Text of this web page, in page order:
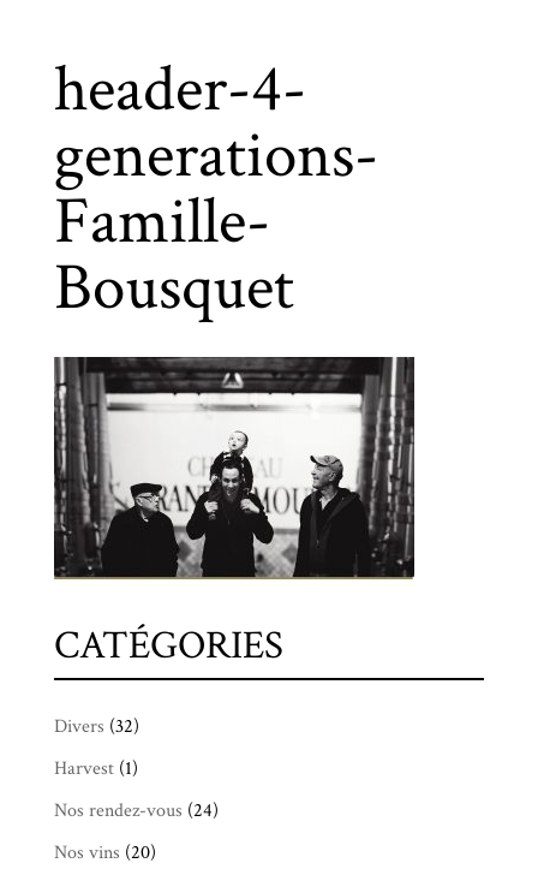
header-4-
generations-
Famille-
Bousquet
CATÉGORIES
Divers (32)
Harvest(1)
Nos rendez-vous (24)
Nos vins (20)